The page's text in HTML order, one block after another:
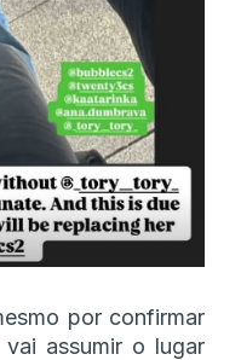
por confirmar
vai assumir o lugar